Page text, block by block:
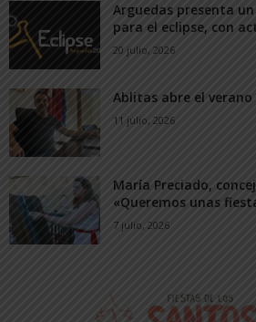
Arguedas presenta
para el eclipse, con
20 julio, 2026
Ablitas abre el
11 julio, 2026
María Preciado,
«Queremos unas
7 julio, 2026